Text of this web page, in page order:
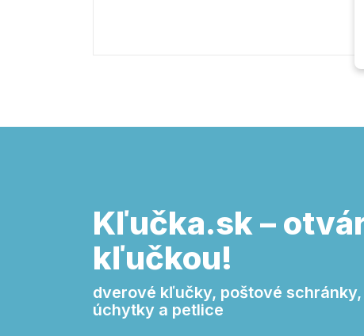
Kľučka.sk –
kľučkou!
dverové kľučky, poštové
úchytky a petlice